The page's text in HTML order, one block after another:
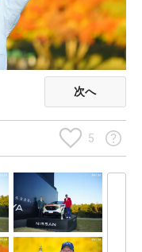
次へ
5